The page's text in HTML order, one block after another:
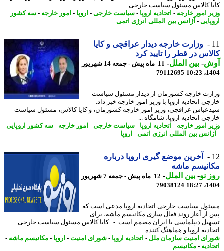
کالاس مسئول سیاست خارجی ...
امور خارجه-اتحادیه اروپا - سیاست خارجی-اروپا - امور خارجه-سه کشور
-آژانس بین المللی انرژی اتمی
وزارت خارجه دیدار عراقچی و کایا
در قطر را تایید کرد
-بین الملل-
11 ماه پیش - جمعه 14 شهریور
79112695
خارجه کشورمان از دیدار مسئول سیاست
اتحادیه اروپا با وزیر امور خارجه خبر داد. -
عراقچی، وزیر امور خارجه کشورمان، و کایا کالاس، مسئول سیاست
اتحادیه اروپا، شامگاه ...
امور خارجه-اتحادیه اروپا - سیاست خارجی-امور خارجه-سه کشور اروپایی
بین المللی انرژی اتمی -اروپا
آخرین موضع گیری اروپا درباره
ماشه
نو- بین الملل-
12 ماه پیش - جمعه 7 شهریور
79038124
سیاست خارجی اتحادیه اروپا مدعی است که
آغاز روند فعال سازی مکانیسم ماشه، برای
دیپلماسی با ایران مصمم است. - کایا کالاس مسئول سیاست خارجی
اروپا و هماهنگ کننده ...
امنیت سازمان ملل -اتحادیه اروپا - شورای امنیت-اروپا - مکانیسم ماشه-
-مکانیسم